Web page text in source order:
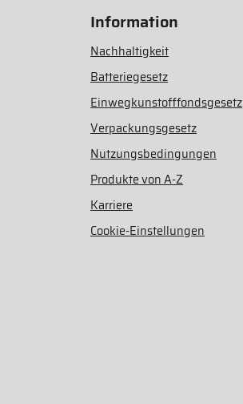
Information
Nachhaltigkeit
Batteriegesetz
Einwegkunstofffondsgesetz
Verpackungsgesetz
Nutzungsbedingungen
Produkte von A-Z
Karriere
Cookie-Einstellungen